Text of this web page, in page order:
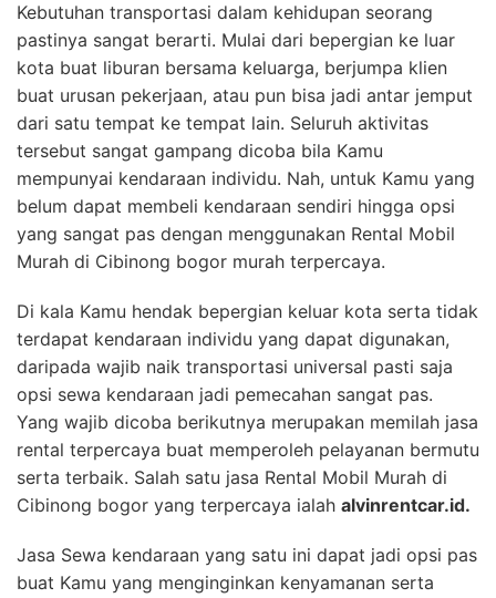
Kebutuhan transportasi dalam kehidupan seorang
pastinya sangat berarti. Mulai dari bepergian ke luar
kota buat liburan bersama keluarga, berjumpa klien
buat urusan pekerjaan, atau pun bisa jadi antar jemput
dari satu tempat ke tempat lain. Seluruh aktivitas
tersebut sangat gampang dicoba bila Kamu
mempunyai kendaraan individu. Nah, untuk Kamu yang
belum dapat membeli kendaraan sendiri hingga opsi
yang sangat pas dengan menggunakan Rental Mobil
Murah di Cibinong bogor murah terpercaya.
Di kala Kamu hendak bepergian keluar kota serta tidak
terdapat kendaraan individu yang dapat digunakan,
daripada wajib naik transportasi universal pasti saja
opsi sewa kendaraan jadi pemecahan sangat pas.
Yang wajib dicoba berikutnya merupakan memilah jasa
rental terpercaya buat memperoleh pelayanan bermutu
serta terbaik. Salah satu jasa Rental Mobil Murah di
Cibinong bogor yang terpercaya ialah alvinrentcar.id.
Jasa Sewa kendaraan yang satu ini dapat jadi opsi pas
buat Kamu yang menginginkan kenyamanan serta